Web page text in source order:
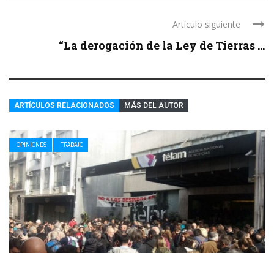
Artículo siguiente
“La derogación de la Ley de Tierras ...
ARTÍCULOS RELACIONADOS MÁS DEL AUTOR
OPINIONES TRABAJO